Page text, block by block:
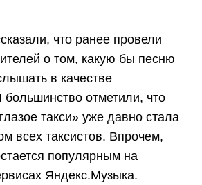
что ранее провели
о том, какую бы песню
в качестве
отметили, что
такси» уже давно стала
всех таксистов. Впрочем,
популярным на
Яндекс.Музыка.